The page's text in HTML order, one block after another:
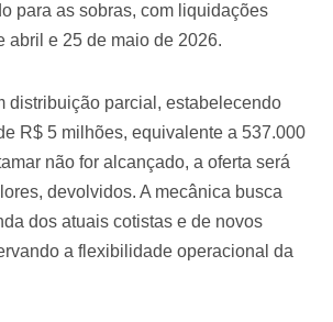
para as sobras, com liquidações
abril e 25 de maio de 2026.
distribuição parcial, estabelecendo
R$ 5 milhões, equivalente a 537.000
não for alcançado, a oferta será
devolvidos. A mecânica busca
dos atuais cotistas e de novos
a flexibilidade operacional da